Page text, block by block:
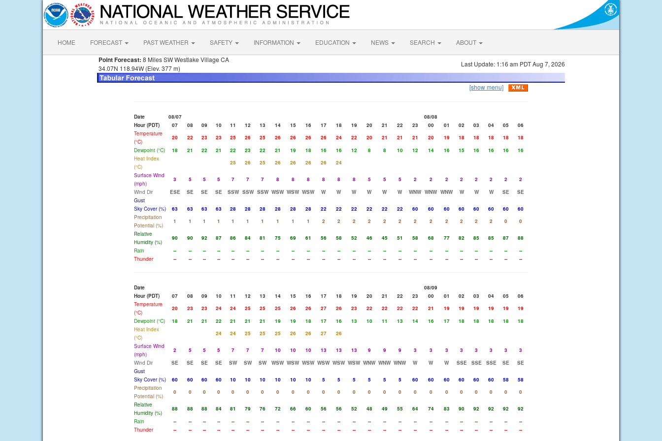
HOME FORECAST PAST WEATHER SAFETY INFORMATION EDUCATION NEWS SEARCH ABOUT
Point Forecast: 8 Miles SW Westlake Village CA
34.07N 118.94W (Elev. 377 m)
Last Update: 1:16 am PDT Aug 7, 2026
[show menu]
Date 08/07
08/08
Hour (PDT)
07 08 09 10 11 12 13 14 15 16 17 18 19 20 21 22 23 00 01 02 03 04 05
06
Temperature
(°C)
20 22 23 23 25 26 25 26 26 26 26 24 22 20 21 21 21 20 19 18 18 18 18
18
Dewpoint (°C)
18 21 22 21 22 23 22 21 19 18 16 16 12 8 8 10 12 14 16 15 16 16 16
16
Heat Index
(°C)
25 26 25 26 26 26 26
24
Surface Wind
(mph)
3 5 5 5 7 7 7 8 8 8 8 8 8 5 5 5 2 2 2 2 2 2 2
2
Wind Dir
ESE SE SE SE SSW SSW SSW WSW WSW WSW W W W W W W WNW WNW WNW W W W SE
SE
Gust
Sky Cover (%)
63 63 63 63 28 28 28 28 28 28 22 22 22 22 22 22 60 60 60 60 60 60 60
60
Precipitation
Potential (%)
1 1 1 1 1 1 1 1 1 1 2 2 2 2 2 2 2 2 2 2 2 2 0
0
Relative
Humidity (%)
90 90 92 87 86 84 81 75 69 61 56 58 52 46 45 51 58 68 77 82 85 85 87
88
Rain
-- -- -- -- -- -- -- -- -- -- -- -- -- -- -- -- -- -- -- -- -- -- --
--
Thunder
-- -- -- -- -- -- -- -- -- -- -- -- -- -- -- -- -- -- -- -- -- -- -- --
Date
08/09
Hour (PDT)
07 08 09 10 11 12 13 14 15 16 17 18 19 20 21 22 23 00 01 02 03 04 05
06
Temperature
(°C)
20 23 23 24 24 25 25 25 26 26 27 26 23 22 22 22 22 21 19 19 19 19 19
19
Dewpoint (°C)
18 21 21 22 21 21 21 19 19 18 17 16 13 10 11 13 14 16 17 18 18 18 18
18
Heat Index
(°C)
24 24 25 25 25 26 26 27
26
Surface Wind
(mph)
2 5 5 5 7 7 7 10 10 10 13 13 13 9 9 9 3 3 3 3 3 3 3
3
Wind Dir
SE SE SE SE SW SW SW WSW WSW WSW WSW WSW WSW WNW WNW WNW W W W SSE SSE SSE SE
SE
Gust
Sky Cover (%)
60 60 60 60 10 10 10 10 10 10 5 5 5 5 5 5 60 60 60 60 60 60 58
58
Precipitation
Potential (%)
0 0 0 0 0 0 0 0 0 0 0 0 0 0 0 0 0 0 0 0 0 0 0
0
Relative
Humidity (%)
88 88 88 84 81 79 76 72 66 60 56 56 52 48 49 55 64 74 83 90 92 92 92
92
Rain
-- -- -- -- -- -- -- -- -- -- -- -- -- -- -- -- -- -- -- -- -- -- --
--
Thunder
-- -- -- -- -- -- -- -- -- -- -- -- -- -- -- -- -- -- -- -- -- -- -- --